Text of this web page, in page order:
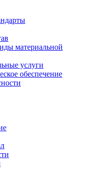
материальной
услуги
обеспечение